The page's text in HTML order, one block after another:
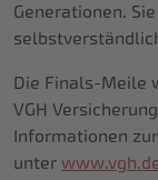
Generationen.
Die Finals-Meile
VGH
Informationen
unter